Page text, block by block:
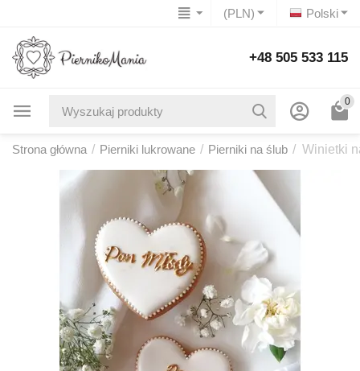
Polski
(PLN)
+48 505 533 115
0
Strona główna / Pierniki lukrowane / Pierniki na ślub / Winietki